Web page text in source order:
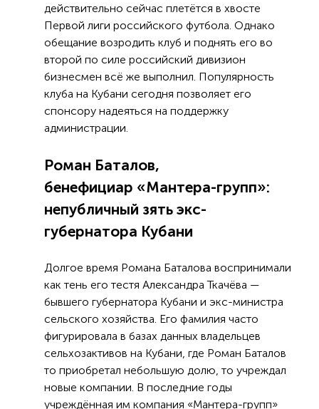
действительно сейчас плетётся в хвосте
Первой лиги российского футбола. Однако
обещание возродить клуб и поднять его во
второй по силе российский дивизион
бизнесмен всё же выполнил. Популярность
клуба на Кубани сегодня позволяет его
спонсору надеяться на поддержку
администрации.
Роман Баталов,
бенефициар «Мантера-групп»:
непубличный зять экс-
губернатора Кубани
Долгое время Романа Баталова воспринимали
как тень его тестя Александра Ткачёва —
бывшего губернатора Кубани и экс-министра
сельского хозяйства. Его фамилия часто
фигурировала в базах данных владельцев
сельхозактивов на Кубани, где Роман Баталов
то приобретал небольшую долю, то учреждал
новые компании. В последние годы
учреждённая им компания «Мантера-групп»